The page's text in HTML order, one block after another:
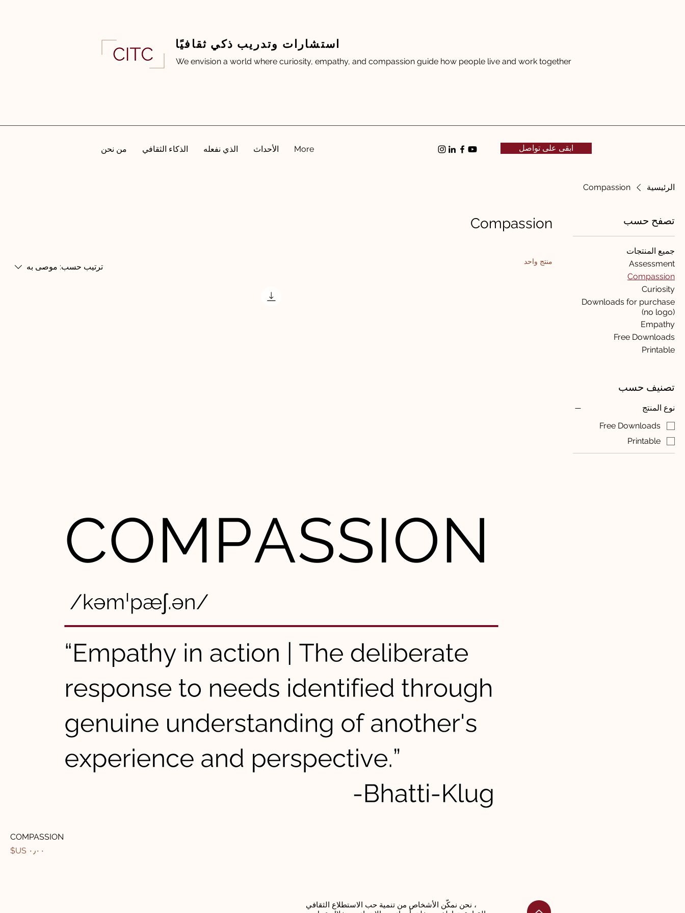
استشارات وتدريب ذكي ثقافيًا
We envision a world where curiosity, empathy, and compassion guide how people live and work together
من نحن الذكاء الثقافي الذي نفعله الأحداث More ابقى على تواصل
الرئيسية Compassion
تصفح حسب
جميع المنتجات
Assessment
Compassion
Curiosity
Downloads for purchase
(no logo)
Empathy
Free Downloads
Printable
تصنيف حسب
نوع المنتج
Free Downloads
Printable
Compassion
منتج واحد
ترتيب حسب: موصى به
COMPASSION
السعر
نحن نمكّن الأشخاص من تنمية حب الاستطلاع الثقافي ،